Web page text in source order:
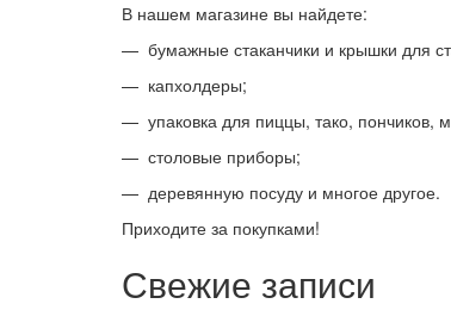
В нашем магазине вы найдете:
— бумажные стаканчики и крышки для
— капхолдеры;
— упаковка для пиццы, тако, пончиков,
— столовые приборы;
— деревянную посуду и многое другое.
Приходите за покупками!
Свежие записи